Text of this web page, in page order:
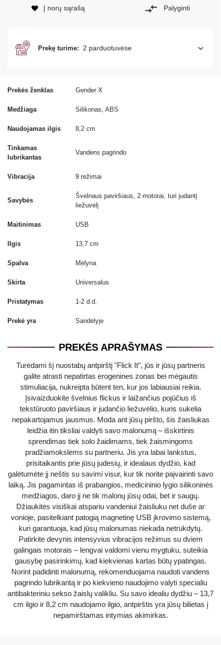
Prekės ženklas Gender X
Medžiaga Silikonas, ABS
Naudojamas ilgis 8,2 cm
Tinkamas
lubrikantas
Vandens pagrindo
Vibracija 9 režimai
Savybės
Švelnaus paviršiaus, 2 motorai, turi judantį
liežuvėlį
Maitinimas USB
Ilgis 13,7 cm
Spalva Mėlyna
Skirta Universalus
Pristatymas 1-2 d.d.
Prekė yra Sandėlyje
Į norų sąrašą Palyginti
Prekę turime: 2 parduotuvėse
PREKĖS APRAŠYMAS
Turėdami šį nuostabų antpirštį "Flick It", jūs ir jūsų partneris
galite atrasti nepatirtas erogenines zonas bei mėgautis
stimuliacija, nukreipta būtent ten, kur jos labiausiai reikia.
Įsivaizduokite švelnius flickus ir laižančius pojūčius iš
tekstūruoto paviršiaus ir judančio liežuvėlio, kuris sukelia
nepakartojamus jausmus. Moda ant jūsų piršto, šis žaisliukas
leidžia itin tiksliai valdyti savo malonumą – išskirtinis
sprendimas tiek solo žaidimams, tiek žaismingoms
pradžiamokslėms su partneriu. Jis yra labai lankstus,
prisitaikantis prie jūsų judesių, ir idealaus dydžio, kad
galėtumėte jį neštis su savimi visur, kur tik norite paįvairinti savo
laiką. Jis pagamintas iš prabangios, medicininio lygio silikoninės
medžiagos, daro jį ne tik malonų jūsų odai, bet ir saugų.
Džiaukitės visiškai atspariu vandeniui žaisliuku net duše ar
vonioje, pasitelkiant patogią magnetinę USB įkrovimo sistemą,
kuri garantuoja, kad jūsų malonumas niekada netrukdytų.
Patirkite devynis intensyvius vibracijos režimus su dviem
galingais motorais – lengvai valdomi vienu mygtuku, suteikia
gausybę pasirinkimų, kad kiekvienas kartas būtų ypatingas.
Norint padidinti malonumą, rekomenduojama naudoti vandens
pagrindo lubrikantą ir po kiekvieno naudojimo valyti specialiu
antibakteriniu sekso žaislų valikliu. Su savo idealiu dydžiu – 13,7
cm ilgio ir 8,2 cm naudojamo ilgio, antpirštis yra jūsų bilietas į
nepamirštamas intymias akimirkas.